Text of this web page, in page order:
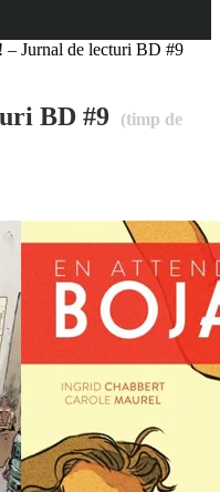
Jurnal de lecturi BD #9
BD #9
(timp de